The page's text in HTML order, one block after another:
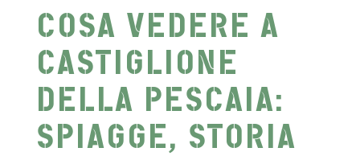
COSA VEDERE A
CASTIGLIONE
DELLA PESCAIA:
SPIAGGE, STORIA